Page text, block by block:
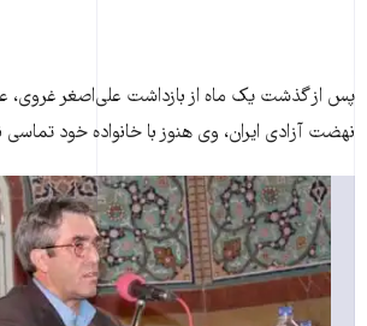
پس از گذشت يک ماه از بازداشت علی‌اصغر غروی،
نهضت آزادی ايران، وی هنوز با خانواده خود